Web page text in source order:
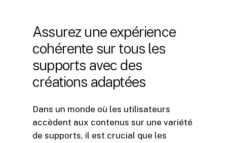
Assurez une expérience
cohérente sur tous les
supports avec des
créations adaptées
Dans un monde où les utilisateurs
accèdent aux contenus sur une variété
de supports, il est crucial que les